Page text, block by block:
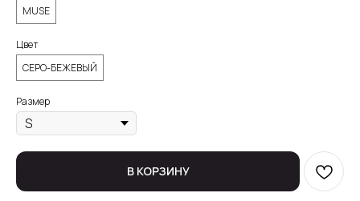
MUSE
Цвет
СЕРО-БЕЖЕВЫЙ
Размер
В КОРЗИНУ